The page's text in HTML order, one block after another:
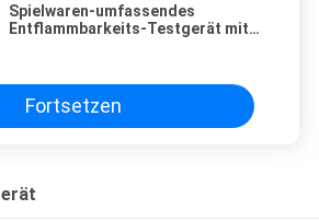
Spielwaren-umfassendes
Entflammbarkeits-Testgerät mit
Fortsetzen